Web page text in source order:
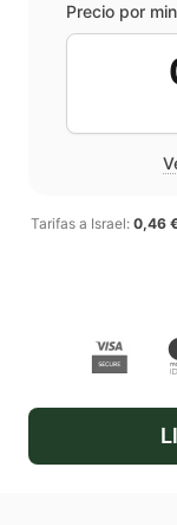
Precio por
Tarifas a Israel: 0,46